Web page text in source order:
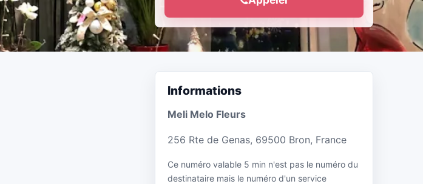
Informations
Meli Melo Fleurs
256 Rte de Genas, 69500 Bron, France
Ce numéro valable 5 min n'est pas le numéro du
destinataire mais le numéro d'un service